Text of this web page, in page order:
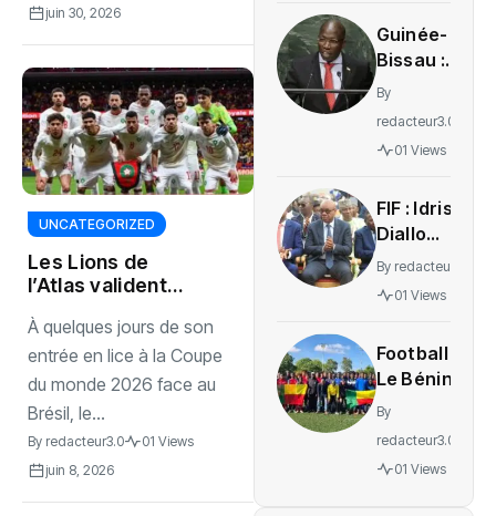
juin 30, 2026
UNCATEGORIZED
Les Lions de
l’Atlas valident
réglages avant le
Mondial
À quelques jours de son
entrée en lice à la Coupe
du monde 2026 face au
Brésil, le...
By redacteur3.0
01 Views
juin 8, 2026
preuves
tangibles
Guinée-
Bissau :
Domingos
transféré
Portugal
pour
recevoir
des soins
By
redacteur3.0
01 Views
‎FIF : Idriss
Diallo
revendique
un bilan
By redacteur3.0
01 Views
Football :
Le Bénin
mise sur
pour bâtir
By
redacteur3.0
01 Views